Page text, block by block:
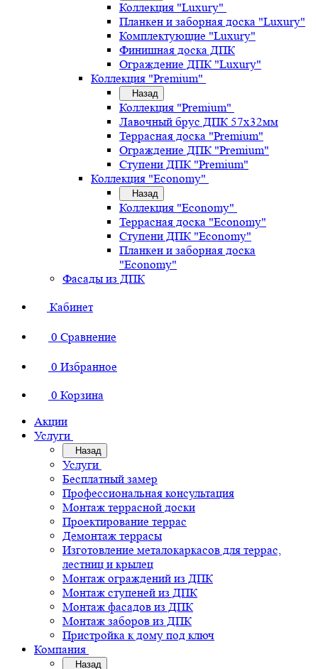
Коллекция "Luxury"
Планкен и заборная доска "Luxury"
Комплектующие "Luxury"
Финишная доска ДПК
Ограждение ДПК "Luxury"
Коллекция "Premium"
Назад
Коллекция "Premium"
Лавочный брус ДПК 57х32мм
Террасная доска "Premium"
Ограждение ДПК "Premium"
Ступени ДПК "Premium"
Коллекция "Economy"
Назад
Коллекция "Economy"
Террасная доска "Economy"
Ступени ДПК "Economy"
Планкен и заборная доска
"Economy"
Фасады из ДПК
Кабинет
0 Сравнение
0 Избранное
0 Корзина
Акции
Услуги
Назад
Услуги
Бесплатный замер
Профессиональная консультация
Монтаж террасной доски
Проектирование террас
Демонтаж террасы
Изготовление металокаркасов для террас,
лестниц и крылец
Монтаж ограждений из ДПК
Монтаж ступеней из ДПК
Монтаж фасадов из ДПК
Монтаж заборов из ДПК
Пристройка к дому под ключ
Компания
Назад